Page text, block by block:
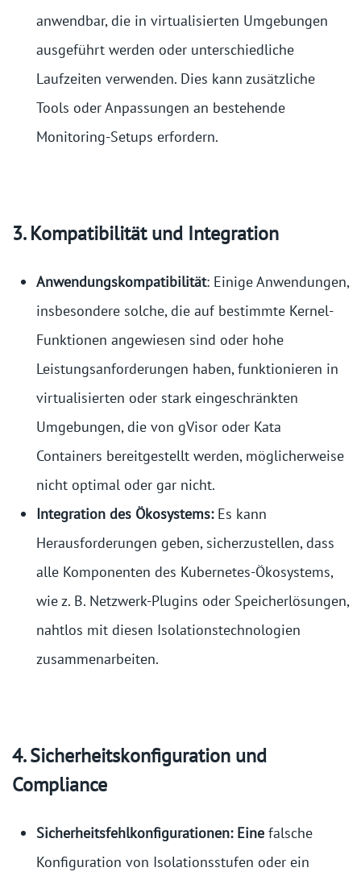
anwendbar, die in virtualisierten Umgebungen
ausgeführt werden oder unterschiedliche
Laufzeiten verwenden. Dies kann zusätzliche
Tools oder Anpassungen an bestehende
Monitoring-Setups erfordern.
3. Kompatibilität und Integration
Anwendungskompatibilität: Einige Anwendungen,
insbesondere solche, die auf bestimmte Kernel-
Funktionen angewiesen sind oder hohe
Leistungsanforderungen haben, funktionieren in
virtualisierten oder stark eingeschränkten
Umgebungen, die von gVisor oder Kata
Containers bereitgestellt werden, möglicherweise
nicht optimal oder gar nicht.
Integration des Ökosystems:Es kann
Herausforderungen geben, sicherzustellen, dass
alle Komponenten des Kubernetes-Ökosystems,
wie z. B. Netzwerk-Plugins oder Speicherlösungen,
nahtlos mit diesen Isolationstechnologien
zusammenarbeiten.
4. Sicherheitskonfiguration und
Compliance
Sicherheitsfehlkonfigurationen: Eine falsche
Konfiguration von Isolationsstufen oder ein